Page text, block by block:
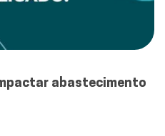
abastecimento